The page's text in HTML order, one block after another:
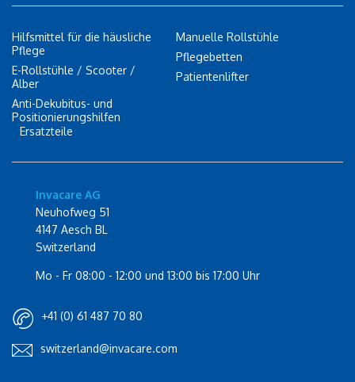
Hilfsmittel für die häusliche
Pflege
E-Rollstühle / Scooter /
Alber
Anti-Dekubitus- und
Positionierungshilfen
Manuelle Rollstühle
Pflegebetten
Patientenlifter
Ersatzteile
Invacare AG
Neuhofweg 51
4147 Aesch BL
Switzerland
Mo - Fr 08:00 - 12:00 und 13:00 bis 17:00 Uhr
+41 (0) 61 487 70 80
switzerland@invacare.com